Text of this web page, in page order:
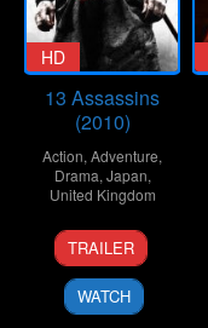
HD
13 Assassins
(2010)
Action,Adventure,
Drama, Japan,
United Kingdom
25
Sep
2010
Takashi
Miike
TRAILER
WATCH